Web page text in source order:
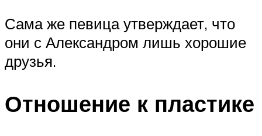
Сама же певица утверждает, что
они с Александром лишь хорошие
друзья.
Отношение к пластике